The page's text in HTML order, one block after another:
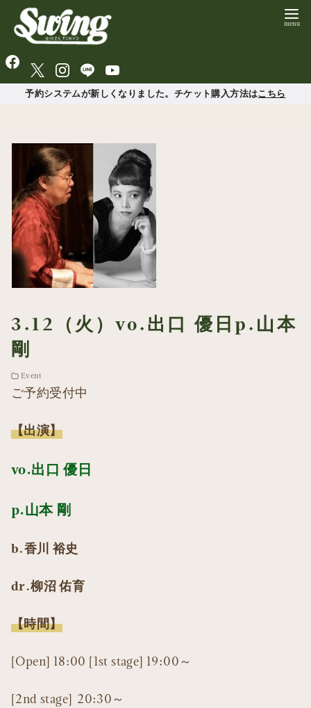
予約システムが新しくなりました。チケット購入方法はこちら
3.12（火）vo.出口 優日p.山本
剛
Event
ご予約受付中
【出演】
vo.出口 優日
p.山本 剛
b.香川 裕史
dr.柳沼 佑育
【時間】
[Open] 18:00 [1st stage] 19:00～
[2nd stage] 20:30～